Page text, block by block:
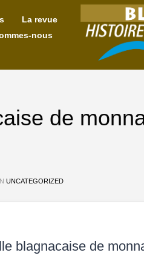
La revue
nous
de
UNCATEGORIZED
blagnacaise de